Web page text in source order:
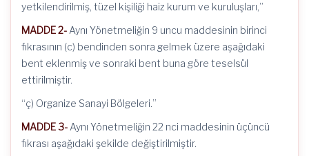
yetkilendirilmiş, tüzel kişiliği haiz kurum ve kuruluşları,”
MADDE 2- Aynı Yönetmeliğin 9 uncu maddesinin birinci
fıkrasının (c) bendinden sonra gelmek üzere aşağıdaki
bent eklenmiş ve sonraki bent buna göre teselsül
ettirilmiştir.
“ç) Organize Sanayi Bölgeleri.”
MADDE 3- Aynı Yönetmeliğin 22 nci maddesinin üçüncü
fıkrası aşağıdaki şekilde değiştirilmiştir.